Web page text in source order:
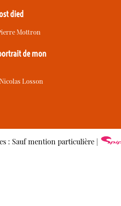
died
Mottron
portrait de mon
Nicolas Losson
: Sauf mention particulière |